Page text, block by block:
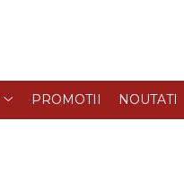
PROMOTII NOUTATI